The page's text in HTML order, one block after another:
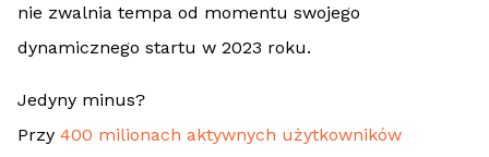
nie zwalnia tempa od momentu swojego
dynamicznego startu w 2023 roku.
Jedyny minus?
Przy 400 milionach aktywnych użytkowników